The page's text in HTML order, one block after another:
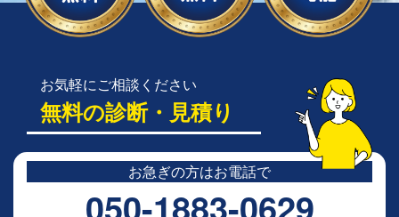
お気軽にご相談ください
無料の診断・見積り
お急ぎの方はお電話で